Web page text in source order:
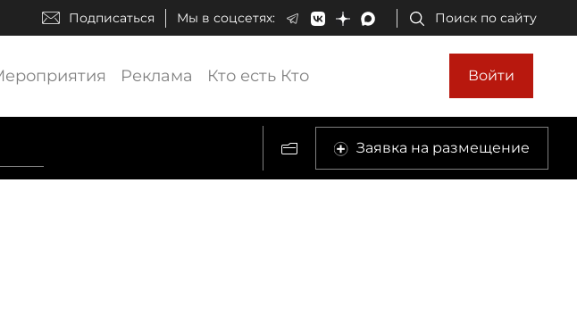
Подписаться Мы в соцсетях: Поиск по сайту
Реклама Кто есть Кто Войти
Заявка на размещение